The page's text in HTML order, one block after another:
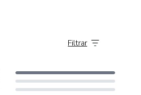
Filtrar